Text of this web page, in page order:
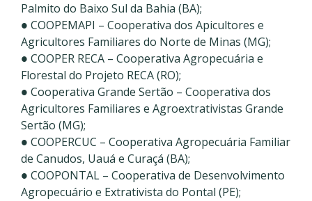
Palmito do Baixo Sul da Bahia (BA);
● COOPEMAPI – Cooperativa dos Apicultores e
Agricultores Familiares do Norte de Minas (MG);
● COOPER RECA – Cooperativa Agropecuária e
Florestal do Projeto RECA (RO);
● Cooperativa Grande Sertão – Cooperativa dos
Agricultores Familiares e Agroextrativistas Grande
Sertão (MG);
● COOPERCUC – Cooperativa Agropecuária Familiar
de Canudos, Uauá e Curaçá (BA);
● COOPONTAL – Cooperativa de Desenvolvimento
Agropecuário e Extrativista do Pontal (PE);